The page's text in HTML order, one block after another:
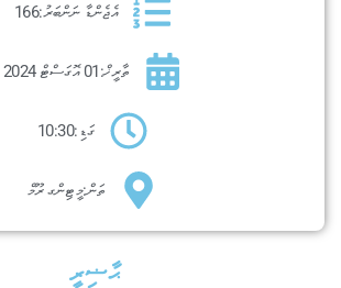
އެޖެންޑާ ނަންބަރު:166
ތާރީޚް:01 އޮގަސްޓް 2024
ގަޑި:10:30
ތަން:މީޓިންގ ރޫމް
ޙާޟިރީ